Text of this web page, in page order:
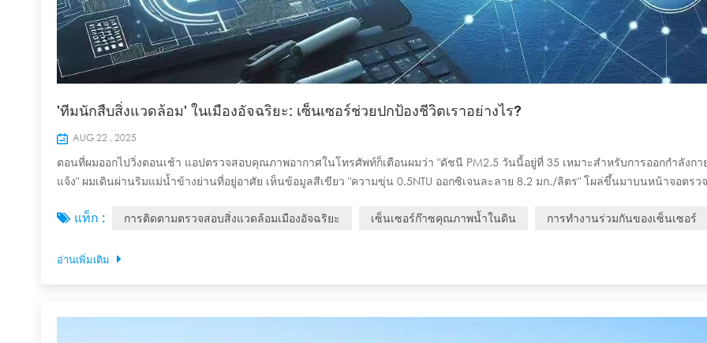
'ทีมนักสืบสิ่งแวดล้อม' ในเมืองอัจฉริยะ: เซ็นเซอร์ช่วยปกป้องชีวิตเราอย่างไร?
AUG 22 , 2025
ตอนที่ผมออกไปวิ่งตอนเช้า แอปตรวจสอบคุณภาพอากาศในโทรศัพท์ก็เตือนผมว่า "ดัชนี PM2.5 วันนี้อยู่ที่ 35 เหมาะสำหรับการออกกำลังกา
แจ้ง" ผมเดินผ่านริมแม่น้ำข้างย่านที่อยู่อาศัย เห็นข้อมูลสีเขียว "ความขุ่น 0.5NTU ออกซิเจนละลาย 8.2 มก./ลิตร" โผล่ขึ้นมาบนหน้าจอตรว
มาตรฐ...
แท็ก : การติดตามตรวจสอบสิ่งแวดล้อมเมืองอัจฉริยะ เซ็นเซอร์ก๊าซคุณภาพน้ำในดิน การทำงานร่วมกันของเซ็นเซอร์
อ่านเพิ่มเติม